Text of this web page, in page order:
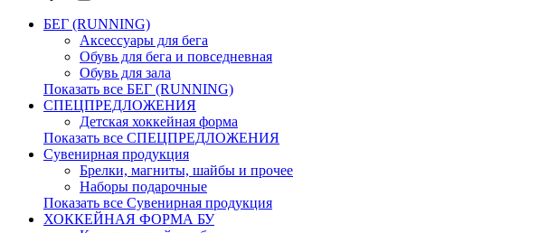
БЕГ (RUNNING)
Аксессуары для бега
Обувь для бега и повседневная
Обувь для зала
Показать все БЕГ (RUNNING)
СПЕЦПРЕДЛОЖЕНИЯ
Детская хоккейная форма
Показать все СПЕЦПРЕДЛОЖЕНИЯ
Сувенирная продукция
Брелки, магниты, шайбы и прочее
Наборы подарочные
Показать все Сувенирная продукция
ХОККЕЙНАЯ ФОРМА БУ